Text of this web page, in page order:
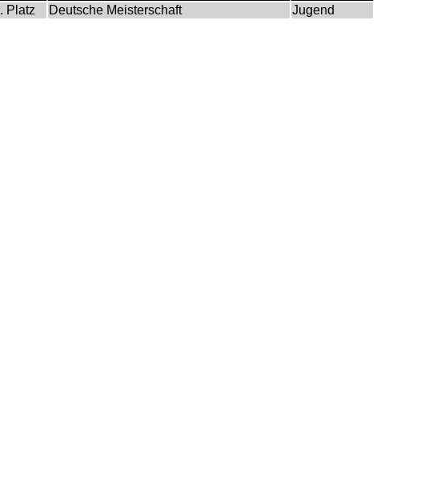
Platz Deutsche Meisterschaft Jugend